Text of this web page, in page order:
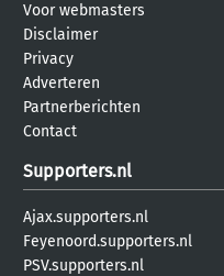
Voor webmasters
Disclaimer
Privacy
Adverteren
Partnerberichten
Contact
Supporters.nl
Ajax.supporters.nl
Feyenoord.supporters.nl
PSV.supporters.nl